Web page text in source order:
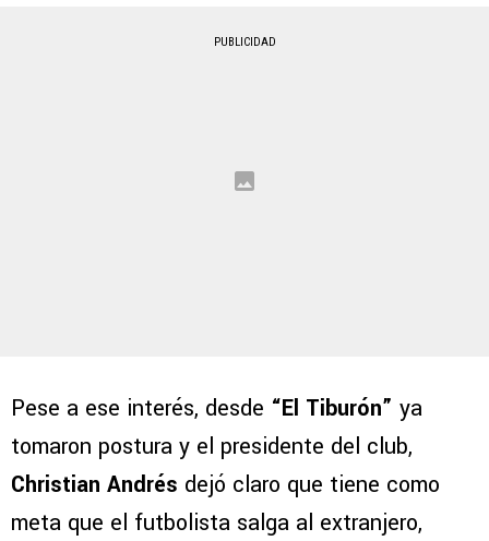
PUBLICIDAD
Pese a ese interés, desde “El Tiburón” ya
tomaron postura y el presidente del club,
Christian Andrés dejó claro que tiene como
meta que el futbolista salga al extranjero,